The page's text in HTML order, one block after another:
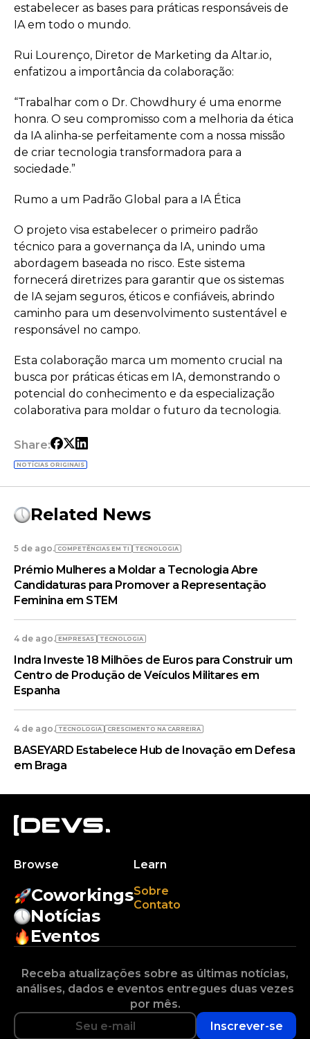
estabelecer as bases para práticas responsáveis de
IA em todo o mundo.
Rui Lourenço, Diretor de Marketing da Altar.io,
enfatizou a importância da colaboração:
“Trabalhar com o Dr. Chowdhury é uma enorme
honra. O seu compromisso com a melhoria da ética
da IA alinha-se perfeitamente com a nossa missão
de criar tecnologia transformadora para a
sociedade.”
Rumo a um Padrão Global para a IA Ética
O projeto visa estabelecer o primeiro padrão
técnico para a governança da IA, unindo uma
abordagem baseada no risco. Este sistema
fornecerá diretrizes para garantir que os sistemas
de IA sejam seguros, éticos e confiáveis, abrindo
caminho para um desenvolvimento sustentável e
responsável no campo.
Esta colaboração marca um momento crucial na
busca por práticas éticas em IA, demonstrando o
potencial do conhecimento e da especialização
colaborativa para moldar o futuro da tecnologia.
Share:
NOTÍCIAS ORIGINAIS
Related News
5 de ago. COMPETÊNCIAS EM TI TECNOLOGIA
Prémio Mulheres a Moldar a Tecnologia Abre
Candidaturas para Promover a Representação
Feminina em STEM
4 de ago. EMPRESAS TECNOLOGIA
Indra Investe 18 Milhões de Euros para Construir um
Centro de Produção de Veículos Militares em
Espanha
4 de ago. TECNOLOGIA CRESCIMENTO NA CARREIRA
BASEYARD Estabelece Hub de Inovação em Defesa
em Braga
Browse
Coworkings
Notícias
Eventos
Learn
Sobre
Contato
Receba atualizações sobre as últimas notícias,
análises, dados e eventos entregues duas vezes
por mês.
Inscrever-se